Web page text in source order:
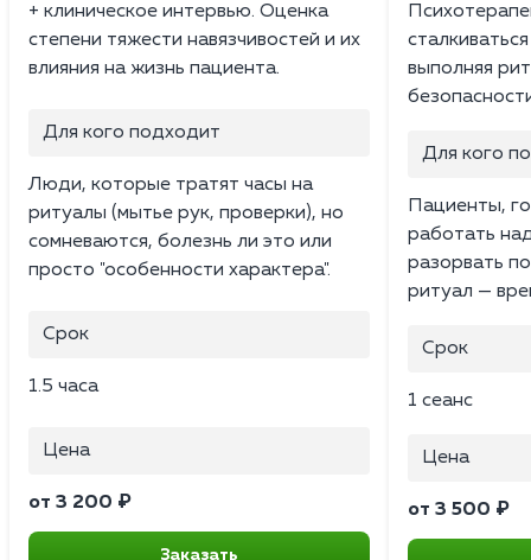
+ клиническое интервью. Оценка
степени тяжести навязчивостей и их
влияния на жизнь пациента.
Для кого подходит
Люди, которые тратят часы на
ритуалы (мытье рук, проверки), но
сомневаются, болезнь ли это или
просто "особенности характера".
Срок
1.5 часа
Цена
от 3 200 ₽
Заказать
выполняя
Для кого
Пациенты,
работать
разорвать
ритуал —
Срок
1 сеанс
Цена
от 3 500 ₽